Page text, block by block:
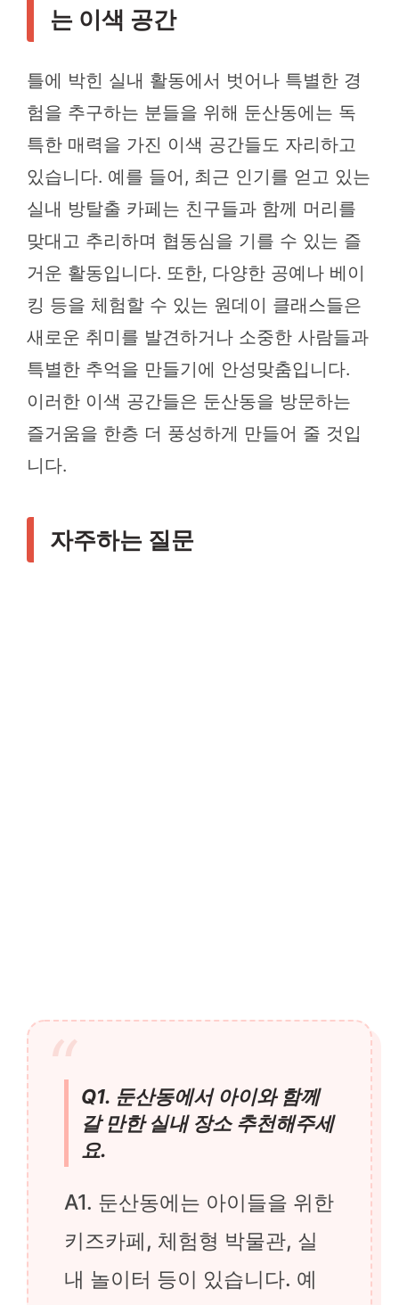
는 이색 공간
틀에 박힌 실내 활동에서 벗어나 특별한 경
험을 추구하는 분들을 위해 둔산동에는 독
특한 매력을 가진 이색 공간들도 자리하고
있습니다. 예를 들어, 최근 인기를 얻고 있는
실내 방탈출 카페는 친구들과 함께 머리를
맞대고 추리하며 협동심을 기를 수 있는 즐
거운 활동입니다. 또한, 다양한 공예나 베이
킹 등을 체험할 수 있는 원데이 클래스들은
새로운 취미를 발견하거나 소중한 사람들과
특별한 추억을 만들기에 안성맞춤입니다.
이러한 이색 공간들은 둔산동을 방문하는
즐거움을 한층 더 풍성하게 만들어 줄 것입
니다.
자주하는 질문
Q1. 둔산동에서 아이와 함께
갈 만한 실내 장소 추천해주세
요.
A1. 둔산동에는 아이들을 위한
키즈카페, 체험형 박물관, 실
내 놀이터 등이 있습니다. 예